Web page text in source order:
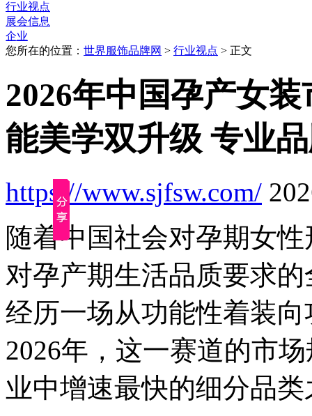
行业视点
展会信息
企业
您所在的位置： 世界服饰品牌网 > 行业视点 > 正文
2026年中国孕产女
能美学双升级 专业
https://www.sjfsw.com/
随着中国社会对孕期女
对孕产期生活品质要求
经历一场从功能性着装
2026年，这一赛道的市
业中增速最快的细分品类